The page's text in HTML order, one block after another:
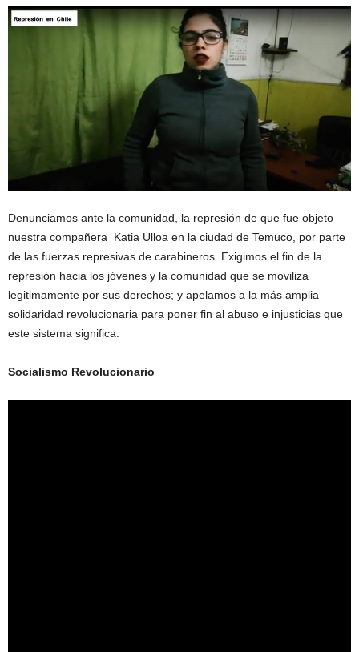
Denunciamos ante la comunidad, la represión de que fue objeto
nuestra compañera Katia Ulloa en la ciudad de Temuco, por parte
de las fuerzas represivas de carabineros. Exigimos el fin de la
represión hacia los jóvenes y la comunidad que se moviliza
legitimamente por sus derechos; y apelamos a la más amplia
solidaridad revolucionaria para poner fin al abuso e injusticias que
este sistema significa.
Socialismo Revolucionario